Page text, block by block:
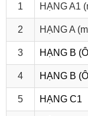
1 HẠNG A1
2 HẠNG A
3 HẠNG B
4 HẠNG B
5 HẠNG C1